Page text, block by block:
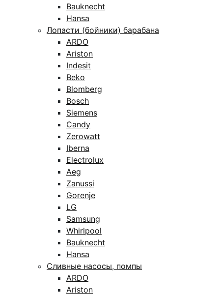
Bauknecht
Hansa
Лопасти (бойники) барабана
ARDO
Ariston
Indesit
Beko
Blomberg
Bosch
Siemens
Candy
Zerowatt
Iberna
Electrolux
Aeg
Zanussi
Gorenje
LG
Samsung
Whirlpool
Bauknecht
Hansa
Сливные насосы, помпы
ARDO
Ariston